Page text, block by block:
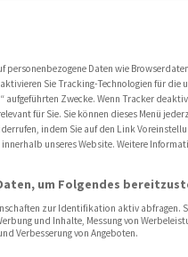
personenbezogene Daten wie
Sie Tracking-Technologien für die
Zwecke. Wenn Tracker
für Sie. Sie können dieses Menü
indem Sie auf den Link
unseres Website. Weitere
um Folgendes
zur Identifikation aktiv abfragen.
und Inhalte, Messung von
Verbesserung von Angeboten.